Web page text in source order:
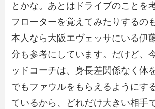
とかな。あとはドライブのことを
フローターを覚えてみたりするの
本人なら大阪エヴェッサにいる伊
分も参考にしています。だけど、
ッドコーチは、身長差関係なく体
でもファウルをもらえるようにす
ているから、どれだけ大きい相手